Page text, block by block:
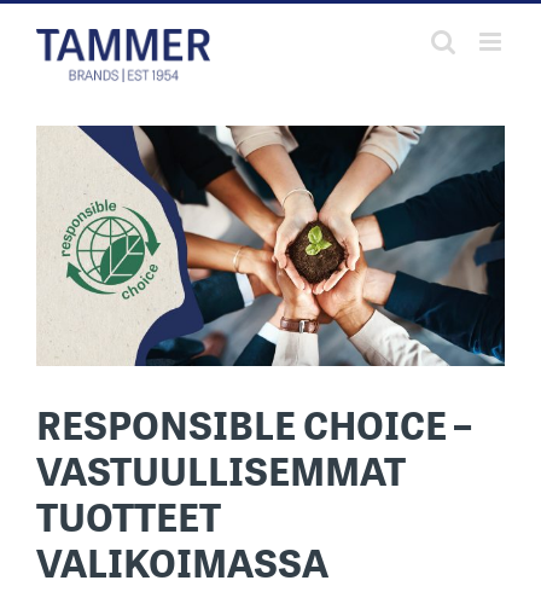
RESPONSIBLE CHOICE –
VASTUULLISEMMAT
TUOTTEET
VALIKOIMASSA